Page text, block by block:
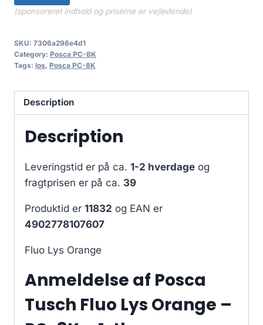
(sponsoreret indhold og priserne er vejledende)
SKU: 7306a296e4d1
Category: Posca PC-8K
Tags: los, Posca PC-8K
Description
Description
Leveringstid er på ca. 1-2 hverdage og
fragtprisen er på ca. 39
Produktid er 11832 og EAN er
4902778107607
Fluo Lys Orange
Anmeldelse af Posca
Tusch Fluo Lys Orange –